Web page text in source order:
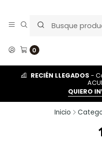
0
RECIÉN LLEGADOS -
QUIERO
Inicio